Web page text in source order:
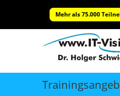
Mehr als 75.000